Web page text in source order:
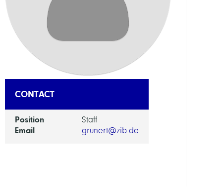
CONTACT
Position Staff
Email grunert@zib.de